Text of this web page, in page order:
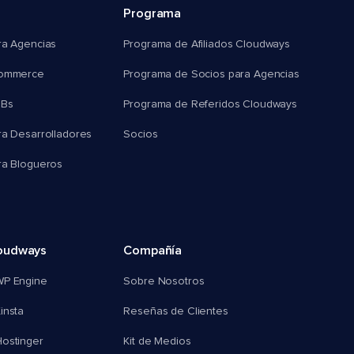
Agencias
Desarrolladores
Blogueros
Programa
Programa de Afiliados Cloudways
Programa de Socios para Agencias
Programa de Referidos Cloudways
Socios
Engine
Compañía
Sobre Nosotros
Reseñas de Clientes
Kit de Medios